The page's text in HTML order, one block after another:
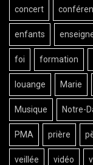
concert
enfants
foi formation
louange Marie
Musique Notre-
PMA prière
veillée vidéo